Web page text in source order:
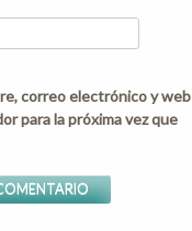
correo electrónico y web
para la próxima vez que